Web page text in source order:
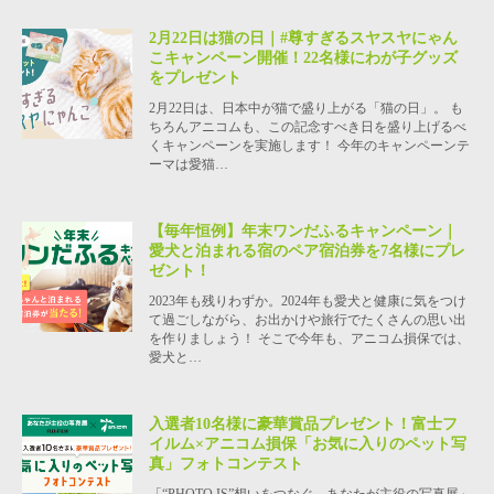
2月22日は猫の日｜#尊すぎるスヤスヤにゃん
こキャンペーン開催！22名様にわが子グッズ
をプレゼント
2月22日は、日本中が猫で盛り上がる「猫の日」。 も
ちろんアニコムも、この記念すべき日を盛り上げるべ
くキャンペーンを実施します！ 今年のキャンペーンテ
ーマは愛猫…
【毎年恒例】年末ワンだふるキャンペーン｜
愛犬と泊まれる宿のペア宿泊券を7名様にプレ
ゼント！
2023年も残りわずか。2024年も愛犬と健康に気をつけ
て過ごしながら、お出かけや旅行でたくさんの思い出
を作りましょう！ そこで今年も、アニコム損保では、
愛犬と…
入選者10名様に豪華賞品プレゼント！富士フ
イルム×アニコム損保「お気に入りのペット写
真」フォトコンテスト